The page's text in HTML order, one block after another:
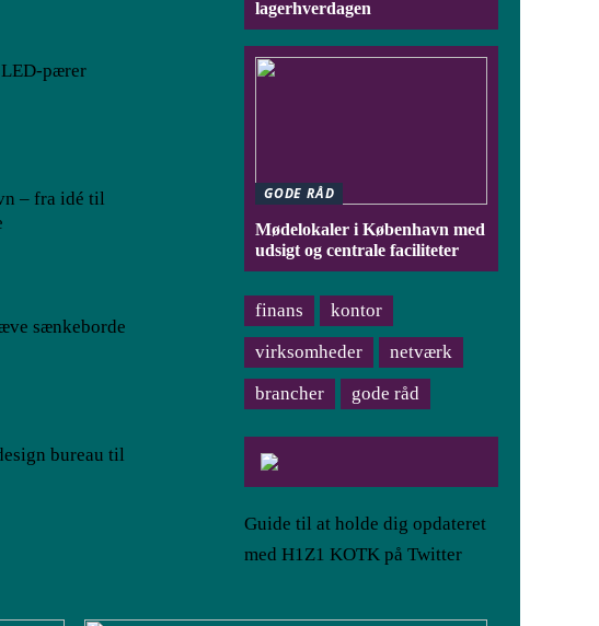
pærer
– fra idé til
sænkeborde
bureau til
lagerhverdagen
GODE RÅD
Mødelokaler i København med
udsigt og centrale faciliteter
finans
kontor
virksomheder
netværk
brancher
gode råd
Guide til at holde dig opdateret
med H1Z1 KOTK på Twitter